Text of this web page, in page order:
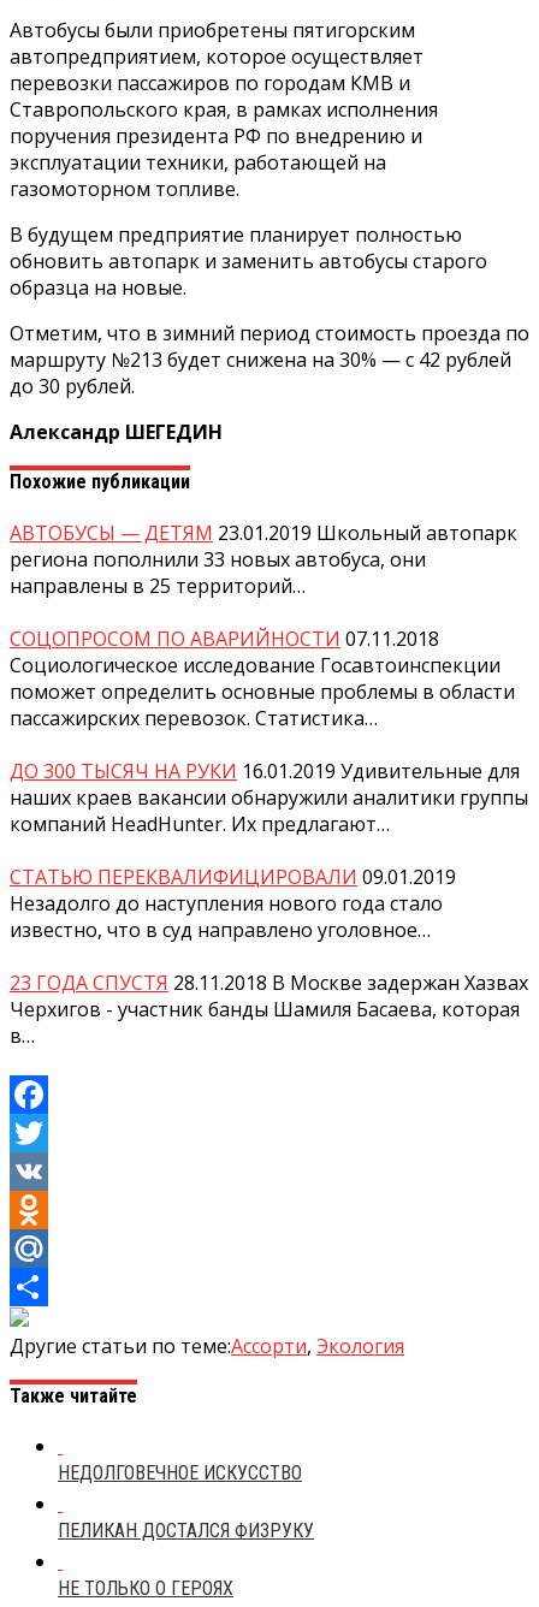
Автобусы были приобретены пятигорским
автопредприятием, которое осуществляет
перевозки пассажиров по городам КМВ и
Ставропольского края, в рамках исполнения
поручения президента РФ по внедрению и
эксплуатации техники, работающей на
газомоторном топливе.
В будущем предприятие планирует полностью
обновить автопарк и заменить автобусы старого
образца на новые.
Отметим, что в зимний период стоимость проезда по
маршруту №213 будет снижена на 30% — с 42 рублей
до 30 рублей.
Александр ШЕГЕДИН
Похожие публикации
АВТОБУСЫ — ДЕТЯМ 23.01.2019 Школьный автопарк
региона пополнили 33 новых автобуса, они
направлены в 25 территорий…
СОЦОПРОСОМ ПО АВАРИЙНОСТИ 07.11.2018
Социологическое исследование Госавтоинспекции
поможет определить основные проблемы в области
пассажирских перевозок. Статистика…
ДО 300 ТЫСЯЧ НА РУКИ 16.01.2019 Удивительные для
наших краев вакансии обнаружили аналитики группы
компаний HeadHunter. Их предлагают…
СТАТЬЮ ПЕРЕКВАЛИФИЦИРОВАЛИ 09.01.2019
Незадолго до наступления нового года стало
известно, что в суд направлено уголовное…
23 ГОДА СПУСТЯ 28.11.2018 В Москве задержан Хазвах
Черхигов - участник банды Шамиля Басаева, которая
в…
Facebook
Twitter
VK
Odnoklassniki
Mail.Ru
Отправить
Другие статьи по теме:Ассорти, Экология
Также читайте
НЕДОЛГОВЕЧНОЕ ИСКУССТВО
ПЕЛИКАН ДОСТАЛСЯ ФИЗРУКУ
НЕ ТОЛЬКО О ГЕРОЯХ